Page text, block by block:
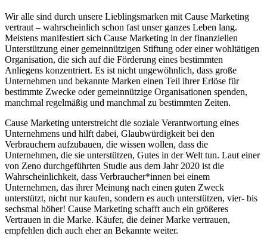
Wir alle sind durch unsere Lieblingsmarken mit Cause Marketing
vertraut – wahrscheinlich schon fast unser ganzes Leben lang.
Meistens manifestiert sich Cause Marketing in der finanziellen
Unterstützung einer gemeinnützigen Stiftung oder einer wohltätigen
Organisation, die sich auf die Förderung eines bestimmten
Anliegens konzentriert. Es ist nicht ungewöhnlich, dass große
Unternehmen und bekannte Marken einen Teil ihrer Erlöse für
bestimmte Zwecke oder gemeinnützige Organisationen spenden,
manchmal regelmäßig und manchmal zu bestimmten Zeiten.
Cause Marketing unterstreicht die soziale Verantwortung eines
Unternehmens und hilft dabei, Glaubwürdigkeit bei den
Verbrauchern aufzubauen, die wissen wollen, dass die
Unternehmen, die sie unterstützen, Gutes in der Welt tun. Laut einer
von Zeno durchgeführten Studie aus dem Jahr 2020 ist die
Wahrscheinlichkeit, dass Verbraucher*innen bei einem
Unternehmen, das ihrer Meinung nach einen guten Zweck
unterstützt, nicht nur kaufen, sondern es auch unterstützen, vier- bis
sechsmal höher! Cause Marketing schafft auch ein größeres
Vertrauen in die Marke. Käufer, die deiner Marke vertrauen,
empfehlen dich auch eher an Bekannte weiter.